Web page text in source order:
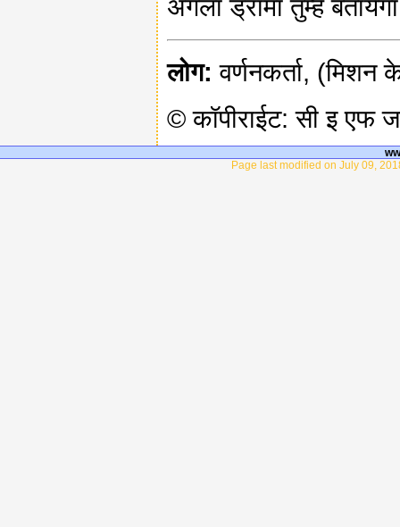
अगला ड्रामा तुम्हें
लोग: वर्णनकर्ता, (मिशन
© कॉपीराईट: सी इ एफ
Page last modified on July 09,